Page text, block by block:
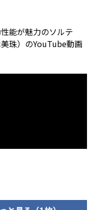
能が魅力のソルテ
珠）のYouTube動画